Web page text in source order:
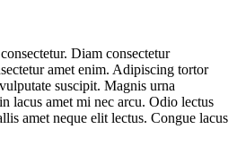
Diam consectetur
amet enim. Adipiscing tortor
suscipit. Magnis urna
lacus amet mi nec arcu. Odio lectus
amet neque elit lectus. Congue lacus